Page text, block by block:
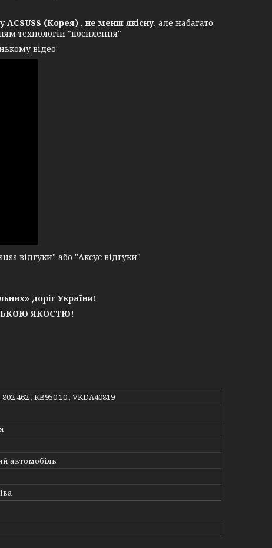
ACSUSS (Корея) ,не менш якісну, але набагато
технологій "посилення"
відео:
відгуки" або "Аксус відгуки"
доріг України!
ЯКОСТЮ!
802 462 , KB950.10 , VKDA40819
автомобіль